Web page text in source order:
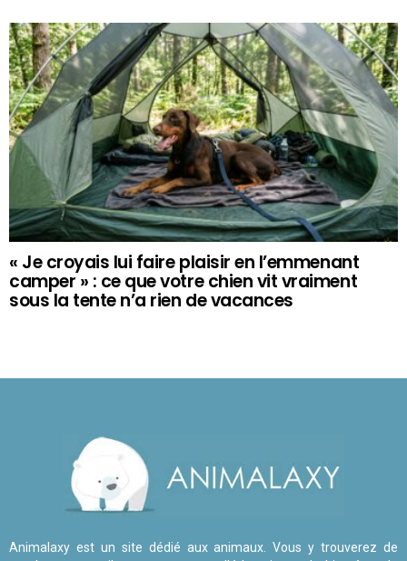
« Je croyais lui faire plaisir en l’emmenant
camper » : ce que votre chien vit vraiment
sous la tente n’a rien de vacances
Animalaxy est un site dédié aux animaux. Vous y trouverez de